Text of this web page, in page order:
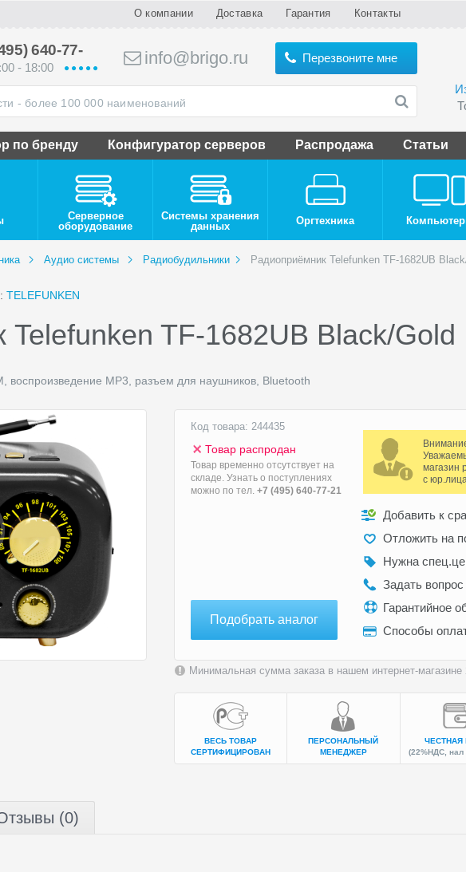
О компании Доставка Гарантия Контакты
640-77-
- 18:00 info@brigo.ru Перезвоните мне
по бренду Конфигуратор серверов Распродажа Статьи
Серверное
оборудование
Системы хранения
данных
Оргтехника
Аудио системы Радиобудильники Радиоприёмник Telefunken TF-1682UB
TELEFUNKEN
Telefunken TF-1682UB Black/Gold
воспроизведение MP3, разъем для наушников, Bluetooth
Код товара: 244435
Товар распродан
Товар временно отсутствует на
складе. Узнать о поступлениях
можно по тел. +7 (495) 640-77-21
Подобрать аналог
магазин
с
Добавить к
Отложить на
Нужна
Задать
Гарантийное
Способы
Минимальная сумма заказа в нашем интернет-магазине
ВЕСЬ ТОВАР
СЕРТИФИЦИРОВАН
ПЕРСОНАЛЬНЫЙ
МЕНЕДЖЕР
ЧЕСТНАЯ
(22%НДС, нал
(0)